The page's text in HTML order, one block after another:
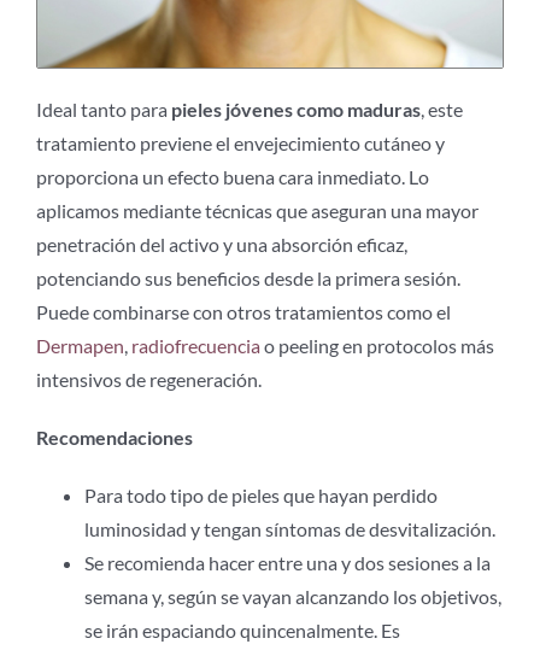
Ideal tanto para pieles jóvenes como maduras, este
tratamiento previene el envejecimiento cutáneo y
proporciona un efecto buena cara inmediato. Lo
aplicamos mediante técnicas que aseguran una mayor
penetración del activo y una absorción eficaz,
potenciando sus beneficios desde la primera sesión.
Puede combinarse con otros tratamientos como el
Dermapen radiofrecuencia o peeling en protocolos más
intensivos de regeneración.
Recomendaciones
Para todo tipo de pieles que hayan perdido
luminosidad y tengan síntomas de desvitalización.
Se recomienda hacer entre una y dos sesiones a la
semana y, según se vayan alcanzando los objetivos,
se irán espaciando quincenalmente. Es